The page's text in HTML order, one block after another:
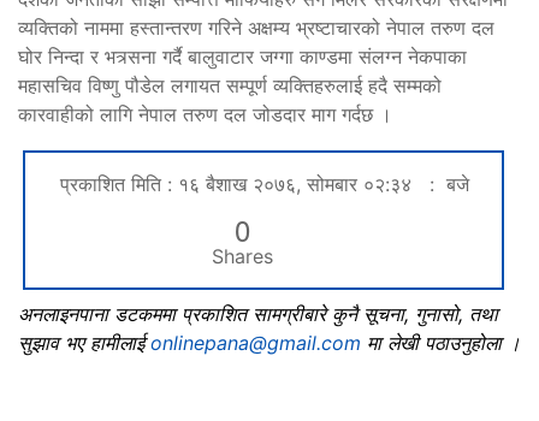
व्यक्तिको नाममा हस्तान्तरण गरिने अक्षम्य भ्रष्टाचारको नेपाल तरुण दल
घोर निन्दा र भत्र्सना गर्दै बालुवाटार जग्गा काण्डमा संलग्न नेकपाका
महासचिव विष्णु पौडेल लगायत सम्पूर्ण व्यक्तिहरुलाई हदै सम्मको
कारवाहीको लागि नेपाल तरुण दल जोडदार माग गर्दछ ।
प्रकाशित मिति : १६ बैशाख २०७६, सोमबार ०२:३४ : बजे
0
Shares
अनलाइनपाना डटकममा प्रकाशित सामग्रीबारे कुनै सूचना, गुनासो, तथा
सुझाव भए हामीलाईonlinepana@gmail.com मा लेखी पठाउनुहोला ।